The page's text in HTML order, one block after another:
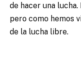
de hacer una
pero como hemos
de la lucha libre.